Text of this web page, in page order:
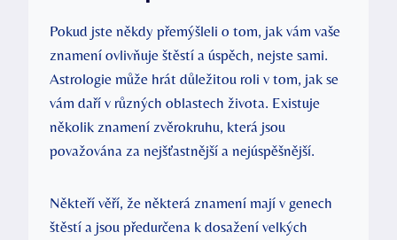
Pokud‍ jste ‌někdy přemýšleli ⁣o tom, jak vám⁣ vaše
znamení ⁤ovlivňuje štěstí a ‍úspěch, nejste sami.
Astrologie ⁢může hrát důležitou roli v tom, ​jak ⁣se
vám daří v různých oblastech života. Existuje
několik ⁣znamení⁢ zvěrokruhu, která jsou
považována⁤ za nejšťastnější a ⁤nejúspěšnější.
Někteří věří,⁢ že některá znamení mají v ​genech
štěstí a‍ jsou předurčena k ​dosažení velkých